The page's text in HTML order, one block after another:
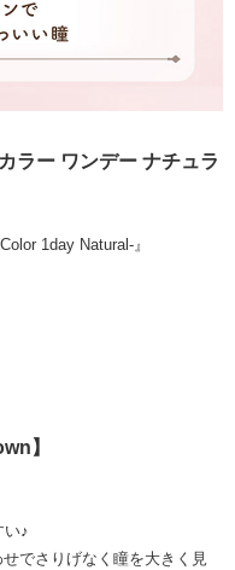
ラー ワンデー ナチュラ
1day Natural-』
】
い♪
でさりげなく瞳を大きく見